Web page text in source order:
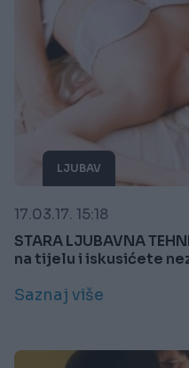
LJUBAV
17.03.17. 15:18
STARA LJUBAVNA
na tijelu i iskusićete
Saznaj više